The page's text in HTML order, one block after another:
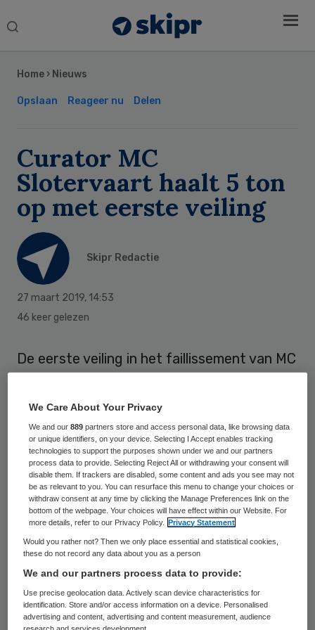
Search
Home › Nieuws
Opslaan Reageer nu Delen
Curator MC
Slotervaart haalt 5 ton
op met eerste veiling
Skipr Redactie
27 maart 2019, 14:53
46 keer gelezen
De eerste veiling in het faillissement van MC
gesloten met een totale opbrengst van
bijna een half miljoen euro. Op de kavels van
de afdeling Radiologie werden ruim 3000
biedingen gedaan door 271 bieders. Via de
veilingwebsite werd vanuit 37 verschillende
landen biedingen uitgebracht.
De veiling van inventaris van MC Slotervaart
is daarmee succesvol van start gegaan. De
totale opbrengst bedraagt 490.762 euro.
“Vooraf is het altijd lastig inschatten wat
de inventaris van zo’n specialistische de
Sidebar
We Care About Your Privacy
We and our889 partners store and access personal data, like browsing data
or unique identifiers, on your device. Selecting I Accept enables tracking
technologies to support the purposes shown under we and our partners
process data to provide. Selecting Reject All or withdrawing your consent will
disable them. If trackers are disabled, some content and ads you see may not
be as relevant to you. You can resurface this menu to change your choices or
withdraw consent at any time by clicking the Manage Preferences link on the
bottom of the webpage. Your choices will have effect within our Website. For
more details, refer to our Privacy Policy.
Privacy Statement
Would you rather not? Then we only place essential and statistical cookies,
these do not record any data about you as a person
We and our partners process data to provide:
Use precise geolocation data. Actively scan device characteristics for
identification. Store and/or access information on a device. Personalised
advertising and content, advertising and content measurement, audience